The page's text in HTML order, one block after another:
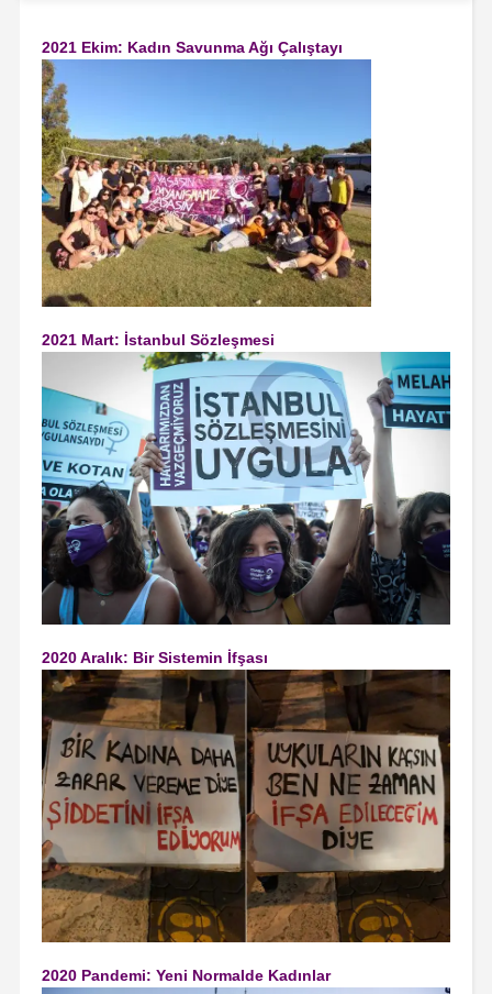
2021 Ekim: Kadın Savunma Ağı Çalıştayı
2021 Mart: İstanbul Sözleşmesi
2020 Aralık: Bir Sistemin İfşası
2020 Pandemi: Yeni Normalde Kadınlar